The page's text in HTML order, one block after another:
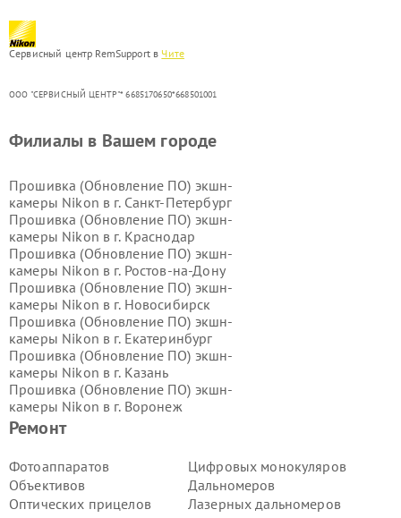
Сервисный центр RemSupport в Чите
ООО "СЕРВИСНЫЙ ЦЕНТР"* 6685170650*668501001
Ремонт
Фотоаппаратов
Объективов
Оптических прицелов
Цифровых монокуляров
Дальномеров
Лазерных дальномеров
Филиалы в Вашем городе
Прошивка (Обновление ПО) экшн-
камеры Nikon в г. Санкт-Петербург
Прошивка (Обновление ПО) экшн-
камеры Nikon в г. Краснодар
Прошивка (Обновление ПО) экшн-
камеры Nikon в г. Ростов-на-Дону
Прошивка (Обновление ПО) экшн-
камеры Nikon в г. Новосибирск
Прошивка (Обновление ПО) экшн-
камеры Nikon в г. Екатеринбург
Прошивка (Обновление ПО) экшн-
камеры Nikon в г. Казань
Прошивка (Обновление ПО) экшн-
камеры Nikon в г. Воронеж
Прошивка (Обновление ПО) экшн-
Прошивка (Обновление ПО) экшн-
камеры Nikon в г.
Прошивка (Обновление ПО) экшн-
камеры Nikon в г.Пермь